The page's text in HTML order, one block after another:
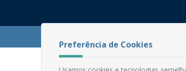
Preferência de Cookies